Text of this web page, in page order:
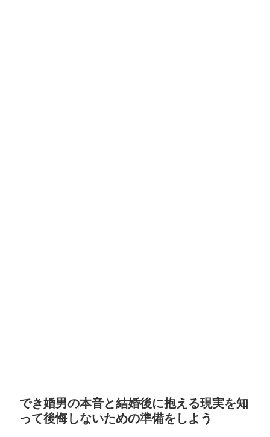
でき婚男の本音と結婚後に抱える現実を知
って後悔しないための準備をしよう